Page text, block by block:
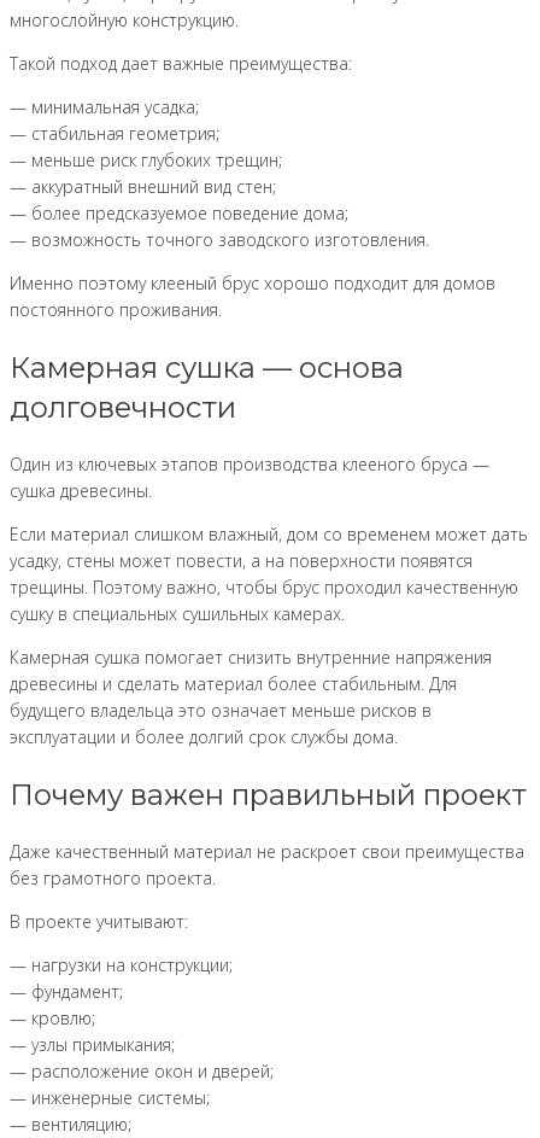
многослойную конструкцию.
Такой подход дает важные преимущества:
— минимальная усадка;
— стабильная геометрия;
— меньше риск глубоких трещин;
— аккуратный внешний вид стен;
— более предсказуемое поведение дома;
— возможность точного заводского изготовления.
Именно поэтому клееный брус хорошо подходит для домов
постоянного проживания.
Камерная сушка — основа
долговечности
Один из ключевых этапов производства клееного бруса —
сушка древесины.
Если материал слишком влажный, дом со временем может дать
усадку, стены может повести, а на поверхности появятся
трещины. Поэтому важно, чтобы брус проходил качественную
сушку в специальных сушильных камерах.
Камерная сушка помогает снизить внутренние напряжения
древесины и сделать материал более стабильным. Для
будущего владельца это означает меньше рисков в
эксплуатации и более долгий срок службы дома.
Почему важен правильный проект
Даже качественный материал не раскроет свои преимущества
без грамотного проекта.
В проекте учитывают:
— нагрузки на конструкции;
— фундамент;
— кровлю;
— узлы примыкания;
— расположение окон и дверей;
— инженерные системы;
— вентиляцию;